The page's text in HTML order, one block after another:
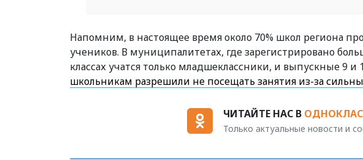
Напомним, в настоящее время около 70% школ региона
учеников. В муниципалитетах, где зарегистрировано
классах учатся только младшеклассники, и выпускные 9 и
школьникам разрешили не посещать занятия из-за
ЧИТАЙТЕ НАС В
Только актуальные новости и